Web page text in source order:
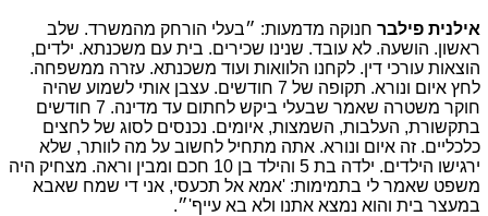
אילנית פילבר חנוקה מדמעות: ״בעלי הורחק מהמשרד. שלב
ראשון. הושעה. לא עובד. שנינו שכירים. בית עם משכנתא. ילדים,
הוצאות עורכי דין. לקחנו הלוואות ועוד משכנתא. עזרה ממשפחה.
לחץ איום ונורא. תקופה של 7 חודשים. עצבן אותי לשמוע שהיה
חוקר משטרה שאמר שבעלי ביקש לחתום עד מדינה. 7 חודשים
בתקשורת, העלבות, השמצות, איומים. נכנסים לסוג של לחצים
כלכליים. זה איום ונורא. אתה מתחיל לחשוב על מה לוותר, שלא
ירגישו הילדים. ילדה בת 5 והילד בן 10 חכם ומבין וראה. מצחיק היה
משפט שאמר לי בתמימות: 'אמא אל תכעסי, אני די שמח שאבא
במעצר בית והוא נמצא אתנו ולא בא עייף'״.